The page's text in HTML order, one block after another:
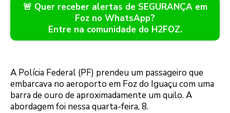
🚨 Quer receber alertas de SEGURANÇA em
Foz no WhatsApp?
Entre na comunidade do H2FOZ.
A Polícia Federal (PF) prendeu um passageiro que
embarcava no aeroporto em Foz do Iguaçu com uma
barra de ouro de aproximadamente um quilo. A
abordagem foi nessa quarta-feira, 8.